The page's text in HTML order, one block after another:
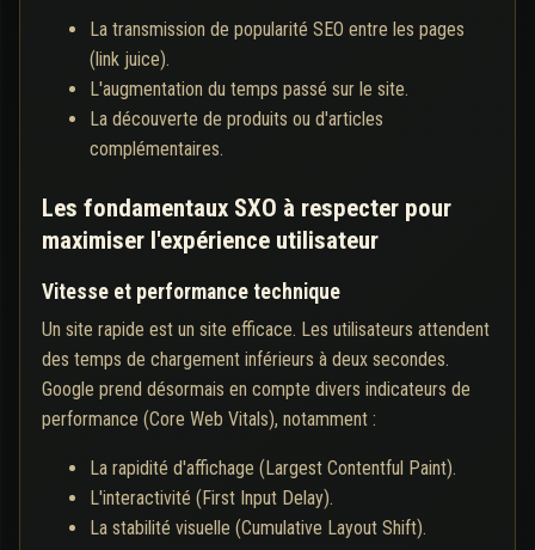
La transmission de popularité SEO entre les pages
(link juice).
L'augmentation du temps passé sur le site.
La découverte de produits ou d'articles
complémentaires.
Les fondamentaux SXO à respecter pour
maximiser l'expérience utilisateur
Vitesse et performance technique
Un site rapide est un site efficace. Les utilisateurs attendent
des temps de chargement inférieurs à deux secondes.
Google prend désormais en compte divers indicateurs de
performance (Core Web Vitals), notamment :
La rapidité d'affichage (Largest Contentful Paint).
L'interactivité (First Input Delay).
La stabilité visuelle (Cumulative Layout Shift).